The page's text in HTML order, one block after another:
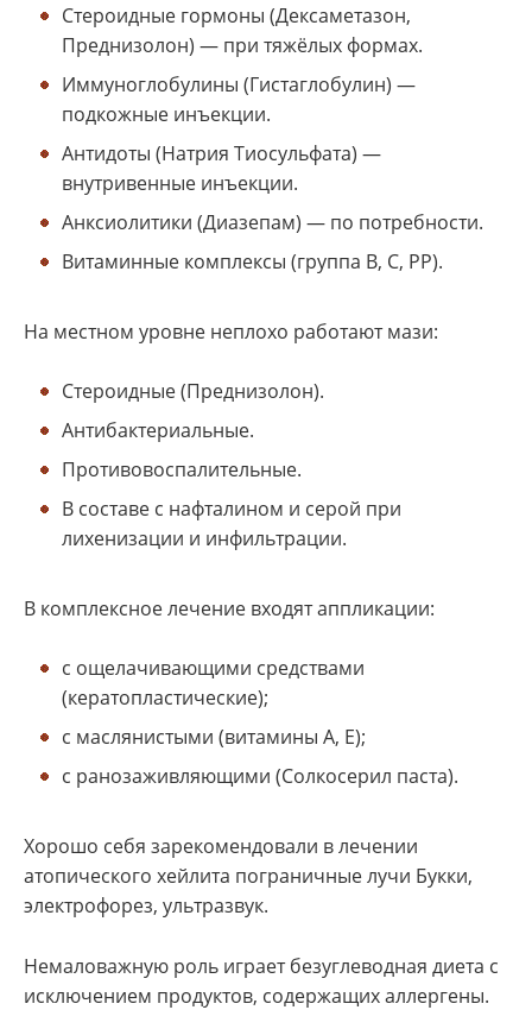
Стероидные гормоны (Дексаметазон,
Преднизолон) — при тяжёлых формах.
Иммуноглобулины (Гистаглобулин) —
подкожные инъекции.
Антидоты (Натрия Тиосульфата) —
внутривенные инъекции.
Анксиолитики (Диазепам) — по потребности.
Витаминные комплексы (группа В, С, РР).
На местном уровне неплохо работают мази:
Стероидные (Преднизолон).
Антибактериальные.
Противовоспалительные.
В составе с нафталином и серой при
лихенизации и инфильтрации.
В комплексное лечение входят аппликации:
с ощелачивающими средствами
(кератопластические);
с маслянистыми (витамины А, Е);
с ранозаживляющими (Солкосерил паста).
Хорошо себя зарекомендовали в лечении
атопического хейлита пограничные лучи Букки,
электрофорез, ультразвук.
Немаловажную роль играет безуглеводная диета с
исключением продуктов, содержащих аллергены.